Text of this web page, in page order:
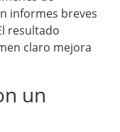
informes breves
resultado
claro mejora
un